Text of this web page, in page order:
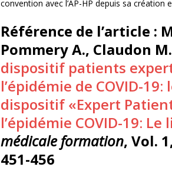
convention avec l’AP-HP depuis sa
Référence de l’article :
Pommery A., Claudon
dispositif patients
l’épidémie de COVID-
dispositif «Expert
l’épidémie COVID-19:
médicale formation, Vol.
451-456